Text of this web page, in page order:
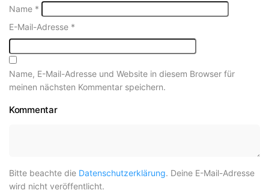
Name *
E-Mail-Adresse *
Name, E-Mail-Adresse und Website in diesem Browser für
meinen nächsten Kommentar speichern.
Kommentar
Bitte beachte die Datenschutzerklärung. Deine E-Mail-Adresse
wird nicht veröffentlicht.